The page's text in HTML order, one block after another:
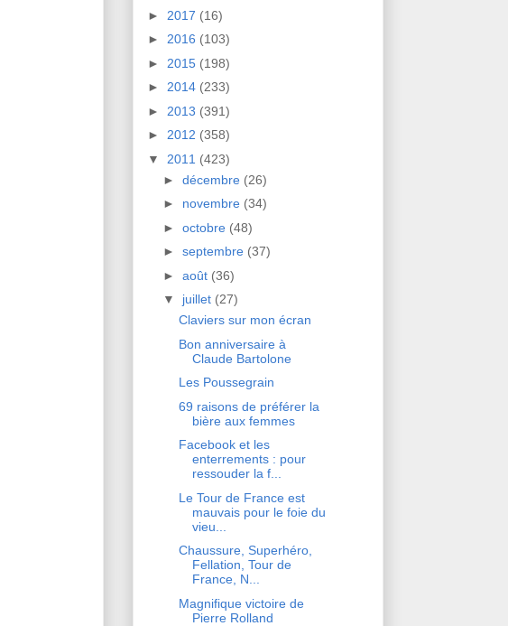
► 2017 (16)
► 2016 (103)
► 2015 (198)
► 2014 (233)
► 2013 (391)
► 2012 (358)
▼ 2011 (423)
► décembre (26)
► novembre (34)
► octobre (48)
► septembre (37)
► août (36)
▼ juillet (27)
Claviers sur mon écran
Bon anniversaire à
Claude Bartolone
Les Poussegrain
69 raisons de préférer la
bière aux femmes
Facebook et les
enterrements : pour
ressouder la f...
Le Tour de France est
mauvais pour le foie du
vieu...
Chaussure, Superhéro,
Fellation, Tour de
France, N...
Magnifique victoire de
Pierre Rolland